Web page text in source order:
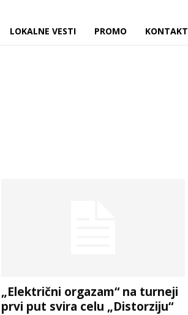
LOKALNE VESTI PROMO KONTAKT
„Električni orgazam“ na turneji
prvi put svira celu „Distorziju“